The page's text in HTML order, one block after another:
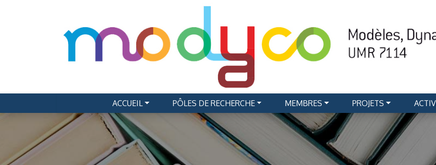
Navigation principale
ACCUEIL PÔLES DE RECHERCHE MEMBRES PROJETS